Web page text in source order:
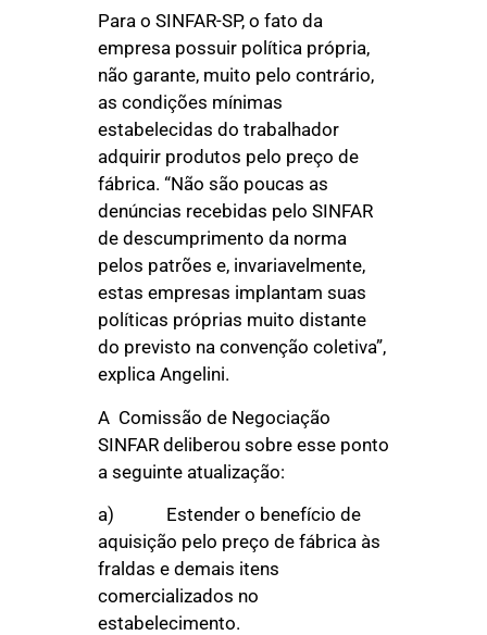
Para o SINFAR-SP, o fato da
empresa possuir política própria,
não garante, muito pelo contrário,
as condições mínimas
estabelecidas do trabalhador
adquirir produtos pelo preço de
fábrica. “Não são poucas as
denúncias recebidas pelo SINFAR
de descumprimento da norma
pelos patrões e, invariavelmente,
estas empresas implantam suas
políticas próprias muito distante
do previsto na convenção coletiva”,
explica Angelini.
A Comissão de Negociação
SINFAR deliberou sobre esse ponto
a seguinte atualização:
a) Estender o benefício de
aquisição pelo preço de fábrica às
fraldas e demais itens
comercializados no
estabelecimento.